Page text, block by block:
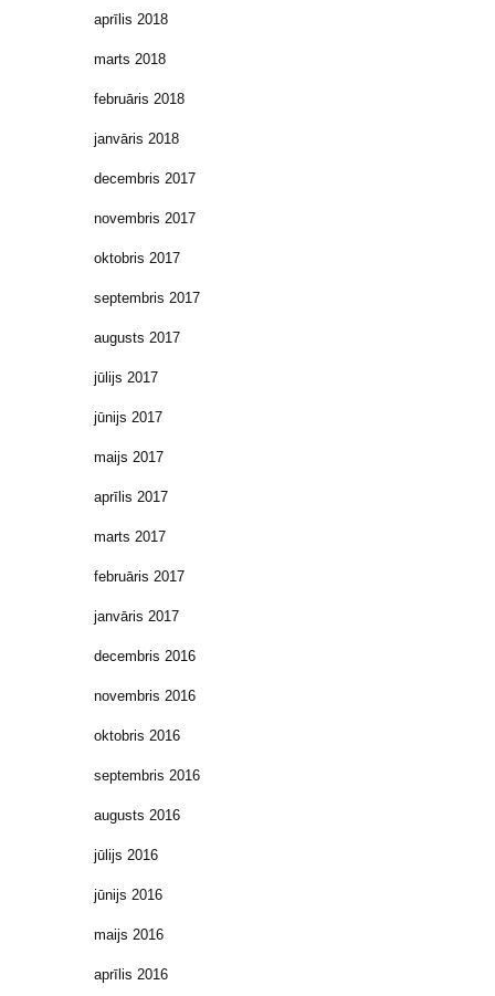
aprīlis 2018
marts 2018
februāris 2018
janvāris 2018
decembris 2017
novembris 2017
oktobris 2017
septembris 2017
augusts 2017
jūlijs 2017
jūnijs 2017
maijs 2017
aprīlis 2017
marts 2017
februāris 2017
janvāris 2017
decembris 2016
novembris 2016
oktobris 2016
septembris 2016
augusts 2016
jūlijs 2016
jūnijs 2016
maijs 2016
aprīlis 2016